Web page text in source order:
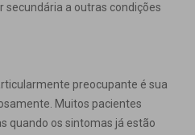
secundária a outras condições
preocupante é sua
Muitos pacientes
quando os sintomas já estão